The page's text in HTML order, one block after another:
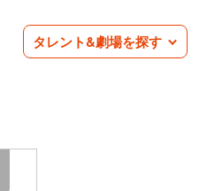
タレント&劇場を探す